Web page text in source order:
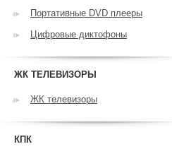
Портативные DVD плееры
Цифровые диктофоны
ЖК ТЕЛЕВИЗОРЫ
ЖК телевизоры
КПК